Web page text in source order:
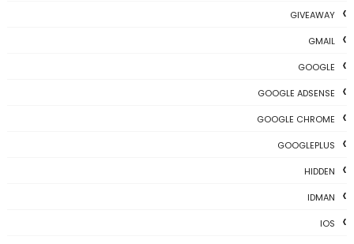
GIVEAWAY
GMAIL
GOOGLE
GOOGLE ADSENSE
GOOGLE CHROME
GOOGLEPLUS
HIDDEN
IDMAN
IOS